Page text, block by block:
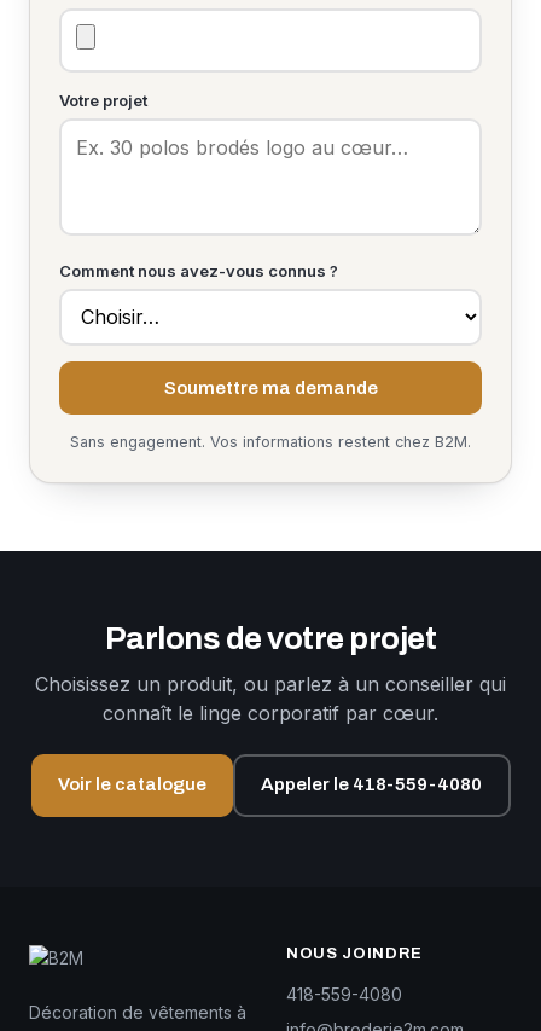
Votre projet
Comment nous avez-vous connus ?
Soumettre ma demande
Sans engagement. Vos informations restent chez B2M.
Parlons de votre projet
Choisissez un produit, ou parlez à un conseiller qui
connaît le linge corporatif par cœur.
Voir le catalogue Appeler le 418-559-4080
Décoration de vêtements à
NOUS JOINDRE
418-559-4080